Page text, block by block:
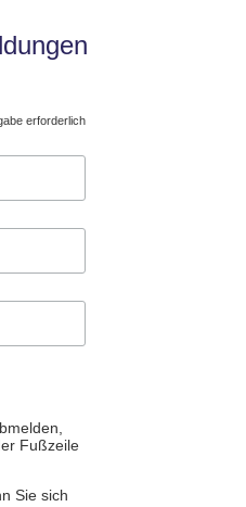
erforderlich
Fußzeile
Sie sich